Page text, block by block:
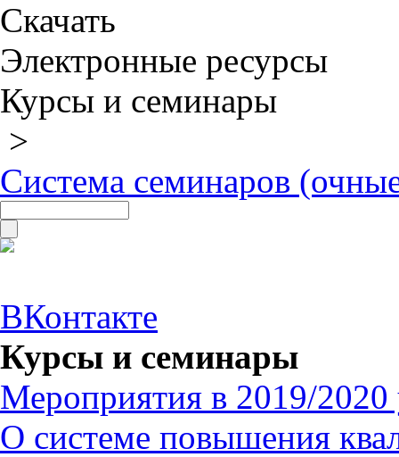
Скачать
Электронные ресурсы
Курсы и семинары
>
Система семинаров
ВКонтакте
Курсы и семинары
Мероприятия в 2019/2020
О системе повышения